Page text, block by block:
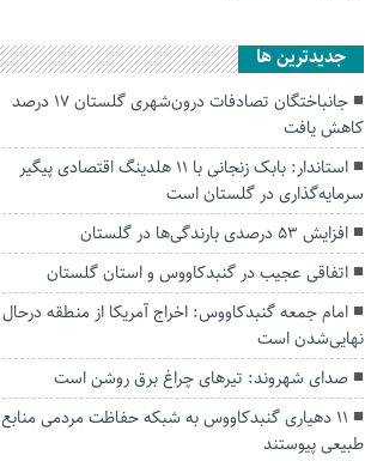
جديدترين ها
جانباختگان تصادفات درون‌شهری گلستان ۱۷ درصد
کاهش یافت
استاندار: بابک زنجانی با ۱۱ هلدینگ اقتصادی پیگیر
سرمایه‌گذاری در گلستان است
افزایش ۵۳ درصدی بارندگی‌ها در گلستان
اتفاقی عجیب در‌ گنبدکاووس و استان گلستان
امام جمعه گنبدکاووس: اخراج آمریکا از منطقه درحال
نهایی‌شدن است
صدای شهروند: تیرهای چراغ برق روشن است
۱۱ دهیاری گنبدکاووس به شبکه حفاظت مردمی منابع
طبیعی پیوستند